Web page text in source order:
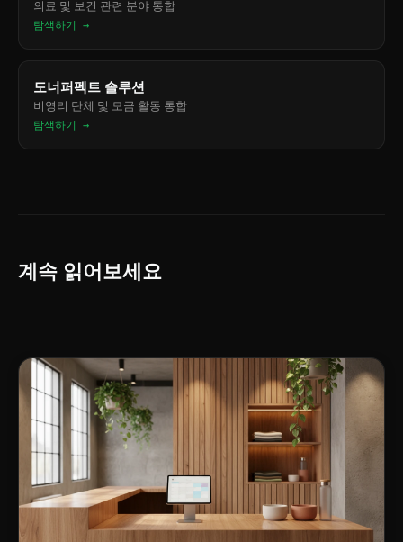
의료 및 보건 관련 분야 통합
탐색하기 →
도너퍼펙트 솔루션
비영리 단체 및 모금 활동 통합
탐색하기 →
계속 읽어보세요